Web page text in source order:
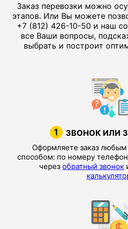
Заказ перевозки можно
этапов. Или Вы можете
+7 (812) 426-10-50 и наш
все Ваши вопросы,
выбрать и построит
1 ЗВОНОК ИЛИ
Оформляете заказ
способом: по номеру
через обратный звонок